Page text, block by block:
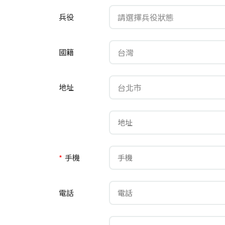
兵役 請選擇兵役狀態
國籍 台灣
地址 台北市
* 手機
電話